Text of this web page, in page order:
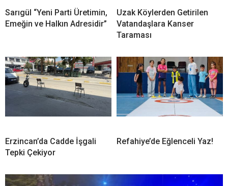
Sarıgül “Yeni Parti Üretimin,
Emeğin ve Halkın Adresidir”
Uzak Köylerden Getirilen
Vatandaşlara Kanser
Taraması
Erzincan’da Cadde İşgali
Tepki Çekiyor
Refahiye’de Eğlenceli Yaz!